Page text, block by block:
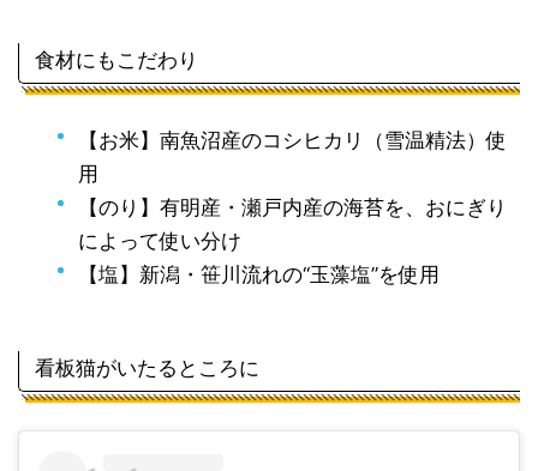
食材にもこだわり
【お米】南魚沼産のコシヒカリ（雪温精法）使
用
【のり】有明産・瀬戸内産の海苔を、おにぎり
によって使い分け
【塩】新潟・笹川流れの“玉藻塩”を使用
看板猫がいたるところに